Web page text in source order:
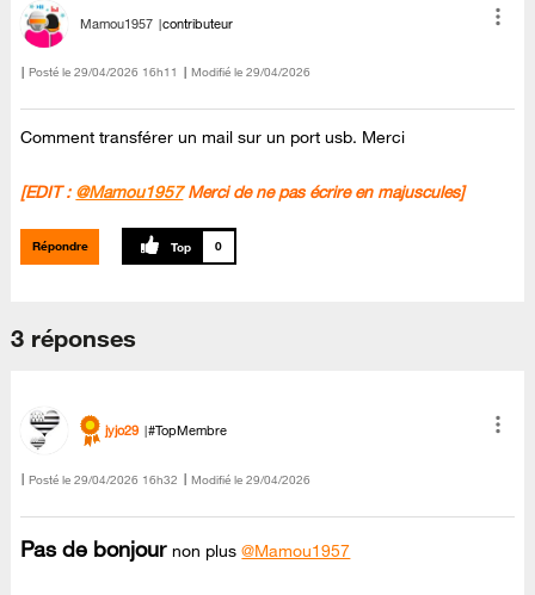
Mamou1957 contributeur
Posté le ‎29/04/2026 16h11 Modifié le 29/04/2026
Comment transférer un mail sur un port usb. Merci
[EDIT : @Mamou1957Merci de ne pas écrire en majuscules]
Répondre 0
3 réponses
jyjo29 #TopMembre
Posté le ‎29/04/2026 16h32 Modifié le 29/04/2026
Pas de bonjour non plus@Mamou1957